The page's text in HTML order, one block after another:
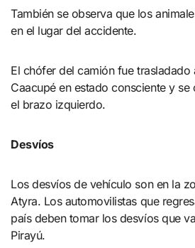
También se observa que los
en el lugar del accidente.
El chófer del camión fue trasladado
Caacupé en estado consciente y
el brazo izquierdo.
Desvíos
Los desvíos de vehículo son en la
Atyra. Los automovilistas que
país deben tomar los desvíos que
Pirayú.